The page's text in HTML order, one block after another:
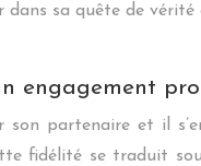
sa quête de
engagement
partenaire et il
fidélité se traduit